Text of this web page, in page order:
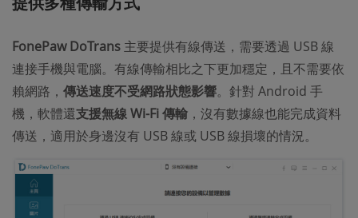
FonePaw DoTrans 主要提供有線傳送，需要透過 USB 線
連接手機與電腦。有線傳輸相比之下更加穩定，且不需要依
賴網路， 傳送速度不受網路狀態影響。針對 Android 手
機，軟體還支援無線 Wi-Fi 傳輸 ，沒有數據線也能完成資料
傳送，適用於身邊沒有 USB 線或 USB 線損壞的情況。